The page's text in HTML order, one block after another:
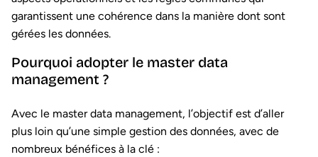
garantissent une cohérence dans la manière dont sont
gérées les données.
Pourquoi adopter le master data
management ?
Avec le master data management, l’objectif est d’aller
plus loin qu’une simple gestion des données, avec de
nombreux bénéfices à la clé :